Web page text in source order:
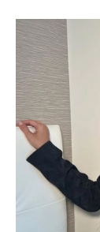
Trendek
Szobák
Ötletek
Szép terek
SZTÁRHÍREK
BUSINESS
ANYA
AWARDS
BEAUTY AWARDS